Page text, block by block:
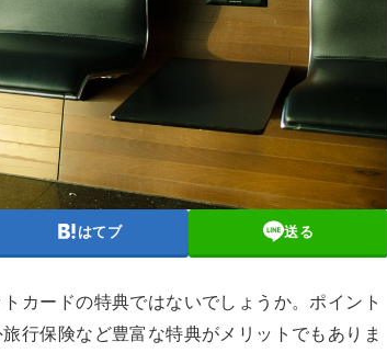
はてブ 送る
カードの特典ではないでしょうか。ポイント
行保険など豊富な特典がメリットでもありま